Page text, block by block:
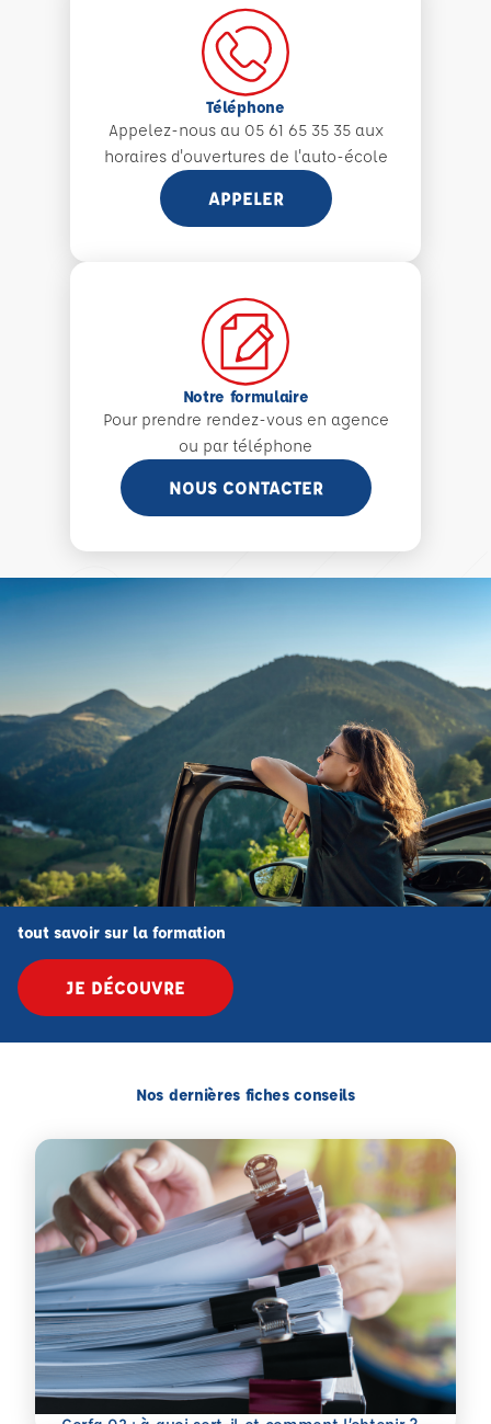
Téléphone
Appelez-nous au 05 61 65 35 35 aux
horaires d'ouvertures de l'auto-école
APPELER
Notre formulaire
Pour prendre rendez-vous en agence
ou par téléphone
NOUS CONTACTER
tout savoir sur la formation
JE DÉCOUVRE
Nos dernières fiches conseils